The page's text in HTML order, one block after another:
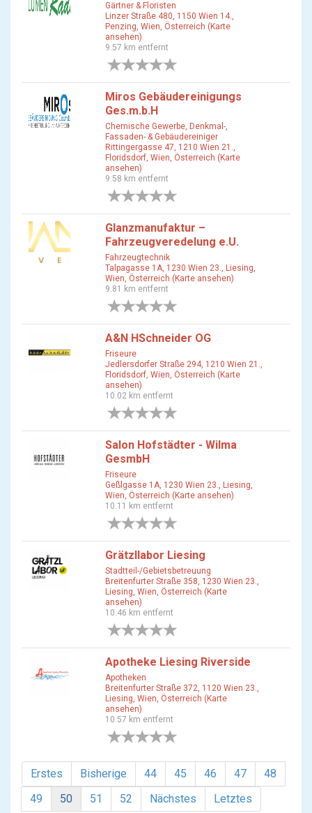
Gärtner & Floristen
Linzer Straße 480, 1150 Wien 14.,
Penzing, Wien, Österreich (Karte
ansehen)
9.57 km entfernt
Miros Gebäudereinigungs
Ges.m.b.H
Chemische Gewerbe, Denkmal-,
Fassaden- & Gebäudereiniger
Rittingergasse 47, 1210 Wien 21.,
Floridsdorf, Wien, Österreich (Karte
ansehen)
9.58 km entfernt
Glanzmanufaktur –
Fahrzeugveredelung e.U.
Fahrzeugtechnik
Talpagasse 1A, 1230 Wien 23., Liesing,
Wien, Österreich (Karte ansehen)
9.81 km entfernt
A&N HSchneider OG
Friseure
Jedlersdorfer Straße 294, 1210 Wien 21.,
Floridsdorf, Wien, Österreich (Karte
ansehen)
10.02 km entfernt
Salon Hofstädter - Wilma
GesmbH
Friseure
Geßlgasse 1A, 1230 Wien 23., Liesing,
Wien, Österreich (Karte ansehen)
10.11 km entfernt
Grätzllabor Liesing
Stadtteil-/Gebietsbetreuung
Breitenfurter Straße 358, 1230 Wien 23.,
Liesing, Wien, Österreich (Karte
ansehen)
10.46 km entfernt
Apotheke Liesing Riverside
Apotheken
Breitenfurter Straße 372, 1120 Wien 23.,
Liesing, Wien, Österreich (Karte
ansehen)
10.57 km entfernt
Erstes Bisherige 44 45 46 47
48
49
50 51 52 Nächstes Letztes